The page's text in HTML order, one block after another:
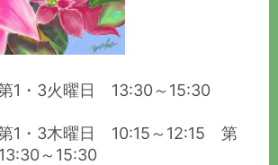
1・3火曜日 13:30～15:30
1・3木曜日 10:15～12:15 第
～15:30